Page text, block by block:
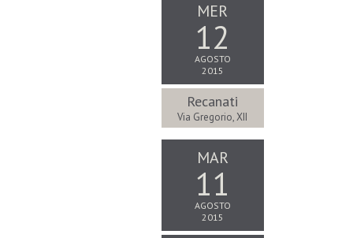
MER
12
AGOSTO
2015
Recanati
Via Gregorio, XII
MAR
11
AGOSTO
2015